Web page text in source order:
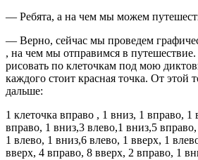
— Ребята, а на чем мы можем
— Верно, сейчас мы проведем
, на чем мы отправимся в
рисовать по клеточкам под мою
каждого стоит красная точка. От этой
дальше:
1 клеточка вправо , 1 вниз, 1 вправо, 1
вправо, 1 вниз,3 влево,1 вниз,5
1 влево, 1 вниз,6 влево, 1 вверх, 1
вверх, 4 вправо, 8 вверх, 2 вправо, 1